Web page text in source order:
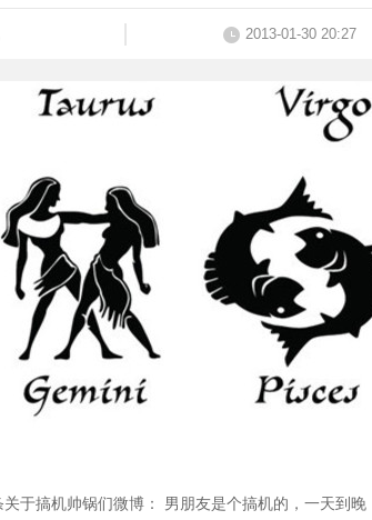
2013-01-30 20:27
于搞机帅锅们微博： 男朋友是个搞机的，一天到晚